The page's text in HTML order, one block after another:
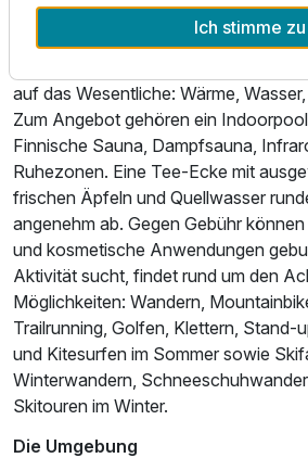
wohltuenden Rahmen zum
lichtdurchflutete Wellnessbereich
auf das Wesentliche: Wärme,
Zum Angebot gehören ein
Finnische Sauna, Dampfsauna,
Ruhezonen. Eine Tee-Ecke mit
frischen Äpfeln und Quellwasser
angenehm ab. Gegen Gebühr
und kosmetische Anwendungen
Aktivität sucht, findet rund um den
Möglichkeiten: Wandern,
Trailrunning, Golfen, Klettern, Stand-
und Kitesurfen im Sommer sowie
Winterwandern,
Skitouren im Winter.
Die Umgebung
Ich stimme zu